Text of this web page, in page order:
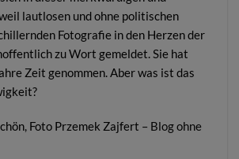
lautlosen und ohne politischen
Fotografie in den Herzen der
zu Wort gemeldet. Sie hat
Zeit genommen. Aber was ist das
Foto Przemek Zajfert – Blog ohne